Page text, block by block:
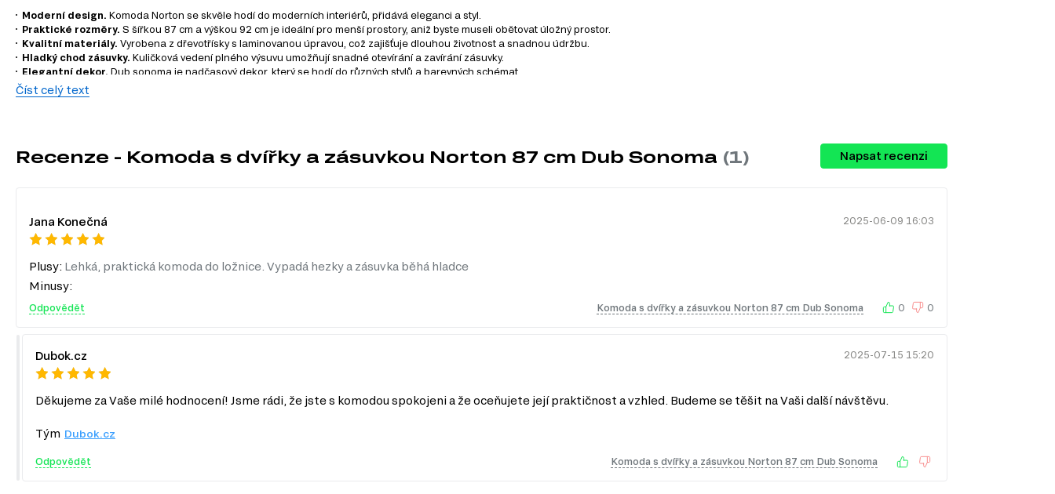
Moderní design. Komoda Norton se skvěle hodí do moderních interiérů, přidává eleganci a styl.
Praktické rozměry. S šířkou 87 cm a výškou 92 cm je ideální pro menší prostory, aniž byste museli obětovat úložný prostor.
Kvalitní materiály. Vyrobena z dřevotřísky s laminovanou úpravou, což zajišťuje dlouhou životnost a snadnou údržbu.
Hladký chod zásuvky. Kuličková vedení plného výsuvu umožňují snadné otevírání a zavírání zásuvky.
Elegantní dekor. Dub sonoma je nadčasový dekor, který se hodí do různých stylů a barevných schémat.
Informace o sérii nábytku
vzájemně doplňuje. V rámci této série si můžete vybrat z následujících kategorií:
Jednolůžková postel
Manželské postele
Šatní skříň
Úložný prostor
Noční stolky
Nástěnné police a skříňky
Kancelářské stoly
Telescopické plně výsuvné vedení jsou mechanismy, které umožňují plné vysunutí
Číst celý text
Recenze - Komoda s dvířky a zásuvkou Norton 87 cm Dub Sonoma (1) Napsat recenzi
Jana Konečná 2025-06-09 16:03
Plusy: Lehká, praktická komoda do ložnice. Vypadá hezky a zásuvka běhá hladce
Minusy:
Odpovědět Komoda s dvířky a zásuvkou Norton 87 cm Dub Sonoma 0 0
Dubok.cz 2025-07-15 15:20
Děkujeme za Vaše milé hodnocení! Jsme rádi, že jste s komodou spokojeni a že oceňujete její praktičnost a vzhled. Budeme se těšit na Vaši další návštěvu.
Tým Dubok.cz
Odpovědět Komoda s dvířky a zásuvkou Norton 87 cm Dub Sonoma